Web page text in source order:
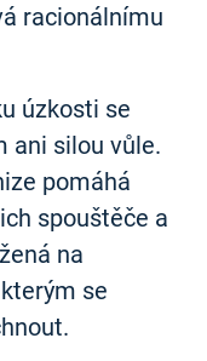
racionálnímu
úzkosti se
ani silou vůle.
pomáhá
spouštěče a
na
se